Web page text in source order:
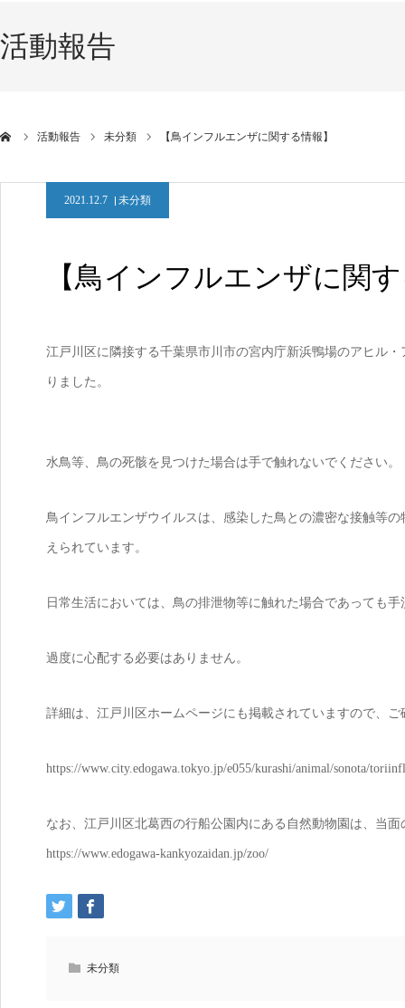
活動報告
活動報告 未分類 【鳥インフルエンザに関する情報】
2021.12.7 未分類
【鳥インフルエンザに関
江戸川区に隣接する千葉県市川市の宮内庁新浜鴨場のアヒル
りました。
水鳥等、鳥の死骸を見つけた場合は手で触れないでください。
鳥インフルエンザウイルスは、感染した鳥との濃密な接触等
えられています。
日常生活においては、鳥の排泄物等に触れた場合であっても
過度に心配する必要はありません。
詳細は、江戸川区ホームページにも掲載されていますので、ご
https://www.city.edogawa.tokyo.jp/e055/kurashi/animal/sonota/
なお、江戸川区北葛西の行船公園内にある自然動物園は、当
https://www.edogawa-kankyozaidan.jp/zoo/
未分類